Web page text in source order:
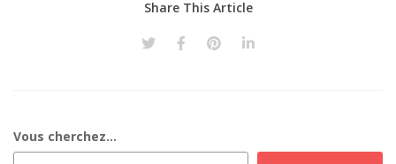
Share This Article
Vous cherchez...